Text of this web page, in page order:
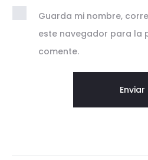
Guarda mi nombre,
este navegador para la
comente.